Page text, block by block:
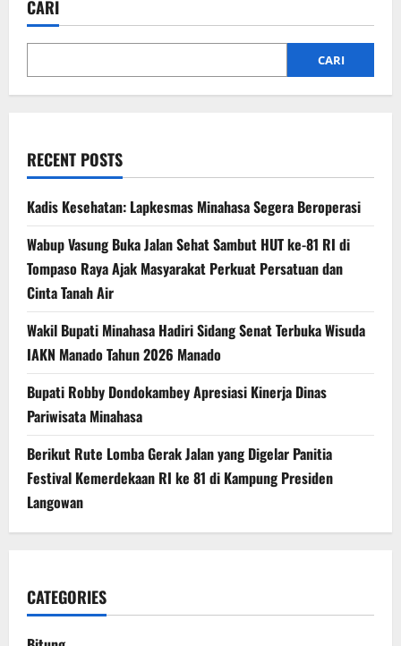
CARI
CARI
RECENT POSTS
Kadis Kesehatan: Lapkesmas Minahasa Segera Beroperasi
Wabup Vasung Buka Jalan Sehat Sambut HUT ke-81 RI di
Tompaso Raya Ajak Masyarakat Perkuat Persatuan dan
Cinta Tanah Air
Wakil Bupati Minahasa Hadiri Sidang Senat Terbuka Wisuda
IAKN Manado Tahun 2026 Manado
Bupati Robby Dondokambey Apresiasi Kinerja Dinas
Pariwisata Minahasa
Berikut Rute Lomba Gerak Jalan yang Digelar Panitia
Festival Kemerdekaan RI ke 81 di Kampung Presiden
Langowan
CATEGORIES